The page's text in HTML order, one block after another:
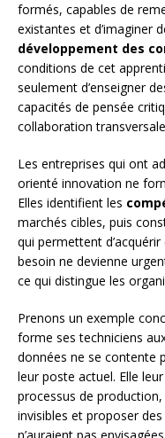
formés, capables de
existantes et d’imaginer
développement des
conditions de cet
seulement d’enseigner
capacités de pensée
collaboration
Les entreprises qui ont
orienté innovation ne
Elles identifient les
marchés cibles, puis
qui permettent
besoin ne devienne
ce qui distingue les
Prenons un exemple
forme ses techniciens
données ne se contente
leur poste actuel. Elle
processus de
invisibles et proposer